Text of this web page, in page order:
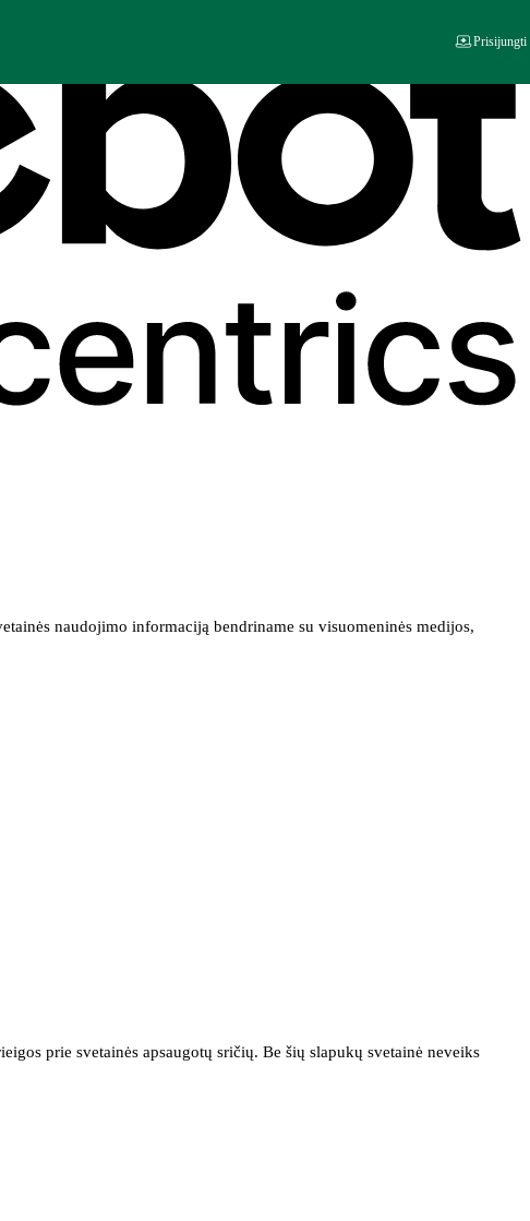
naudojimo informaciją bendriname su visuomeninės medijos,
prie svetainės apsaugotų sričių. Be šių slapukų svetainė neveiks
Prisijungti